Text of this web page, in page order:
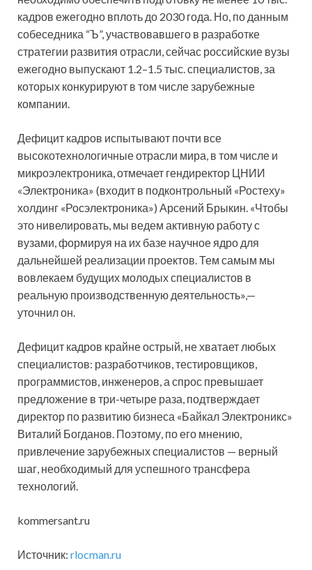
кадров ежегодно вплоть до 2030 года. Но, по данным
собеседника “Ъ”, участвовавшего в разработке
стратегии развития отрасли, сейчас российские вузы
ежегодно выпускают 1.2–1.5 тыс. специалистов, за
которых конкурируют в том числе зарубежные
компании.
Дефицит кадров испытывают почти все
высокотехнологичные отрасли мира, в том числе и
микроэлектроника, отмечает гендиректор ЦНИИ
«Электроника» (входит в подконтрольный «Ростеху»
холдинг «Росэлектроника») Арсений Брыкин. «Чтобы
это нивелировать, мы ведем активную работу с
вузами, формируя на их базе научное ядро для
дальнейшей реализации проектов. Тем самым мы
вовлекаем будущих молодых специалистов в
реальную производственную деятельность»,—
уточнил он.
Дефицит кадров крайне острый, не хватает любых
специалистов: разработчиков, тестировщиков,
программистов, инженеров, а спрос превышает
предложение в три-четыре раза, подтверждает
директор по развитию бизнеса «Байкал Электроникс»
Виталий Богданов. Поэтому, по его мнению,
привлечение зарубежных специалистов — верный
шаг, необходимый для успешного трансфера
технологий.
kommersant.ru
Источник: rlocman.ru